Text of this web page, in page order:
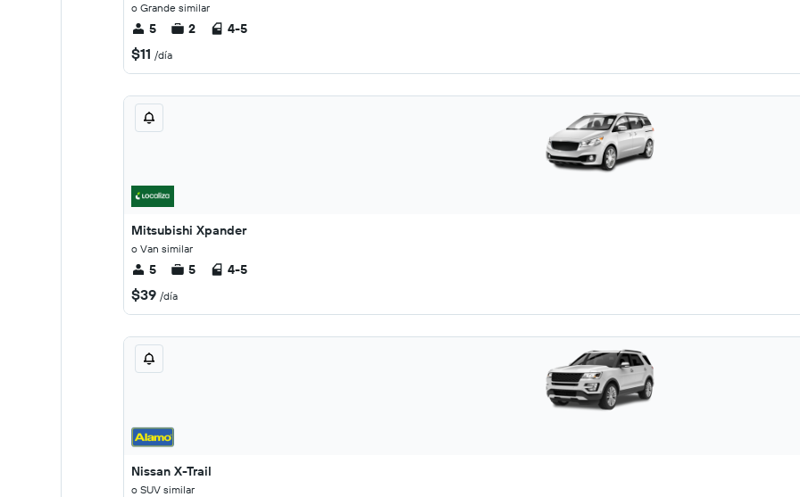
o Grande similar
5 2 4-5
$11 /día
Mitsubishi Xpander
o Van similar
5 5 4-5
$39 /día
Nissan X-Trail
o SUV similar